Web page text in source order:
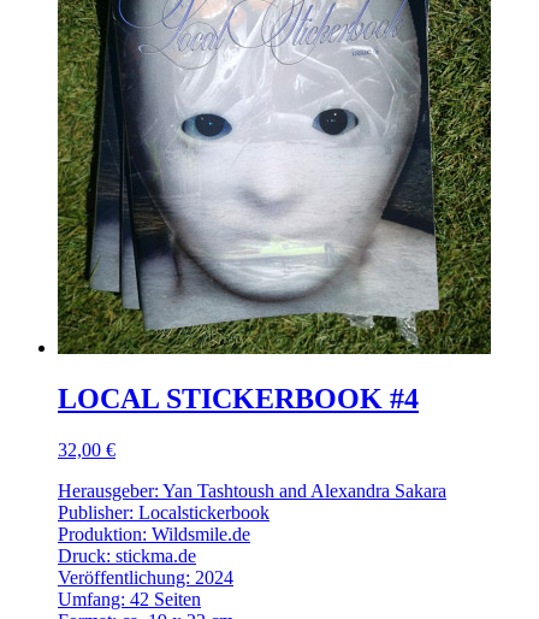
LOCAL STICKERBOOK #4
32,00 €
Herausgeber: Yan Tashtoush and Alexandra Sakara
Publisher: Localstickerbook
Produktion: Wildsmile.de
Druck: stickma.de
Veröffentlichung: 2024
Umfang: 42 Seiten